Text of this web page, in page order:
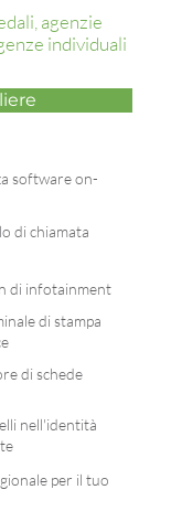
agenzie
individuali
software on-
di infotainment
di stampa
di schede
nell'identità
per il tuo
di chiamata